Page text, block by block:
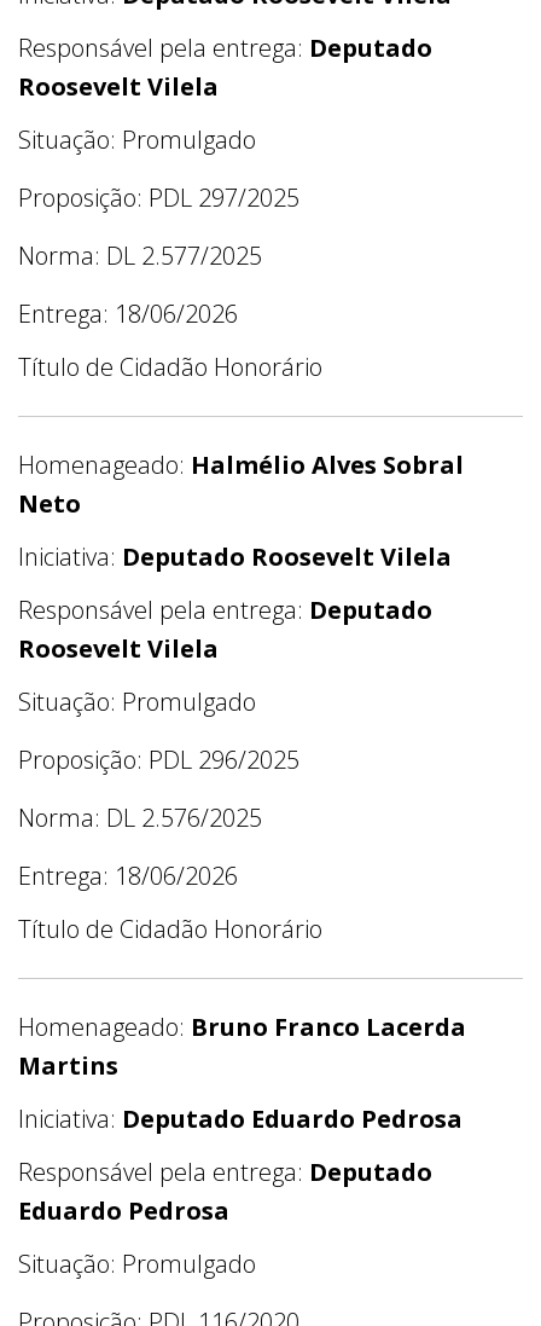
Responsável pela entrega: Deputado
Roosevelt Vilela
Situação: Promulgado
Proposição: PDL 297/2025
Norma: DL 2.577/2025
Entrega: 18/06/2026
Título de Cidadão Honorário
Homenageado: Halmélio Alves Sobral
Neto
Iniciativa: Deputado Roosevelt Vilela
Responsável pela entrega: Deputado
Roosevelt Vilela
Situação: Promulgado
Proposição: PDL 296/2025
Norma: DL 2.576/2025
Entrega: 18/06/2026
Título de Cidadão Honorário
Homenageado: Bruno Franco Lacerda
Martins
Iniciativa: Deputado Eduardo Pedrosa
Responsável pela entrega: Deputado
Eduardo Pedrosa
Situação: Promulgado